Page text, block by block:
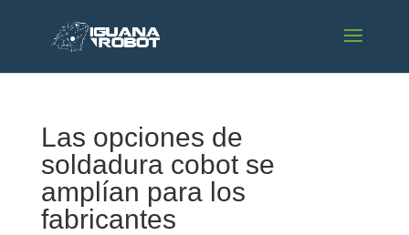
Las opciones de
soldadura cobot se
amplían para los
fabricantes